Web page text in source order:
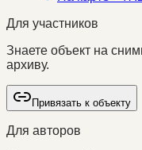
Для участников
Знаете объект на
архиву.
Привязать к объекту
Для авторов